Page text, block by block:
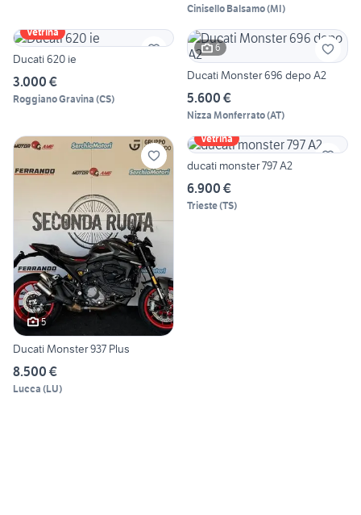
Cinisello Balsamo(MI)
Vetrina
Ducati 620 ie
3.000 €
Roggiano Gravina (CS)
6
Ducati Monster 696 depo A2
5.600 €
Nizza Monferrato(AT)
5
Ducati Monster 937 Plus
8.500 €
Lucca (LU)
Vetrina
ducati monster 797 A2
6.900 €
Trieste(TS)